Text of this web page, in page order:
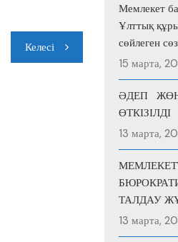
Келесі
Мемлекет
Ұлттық
сөйлеген
15 марта,
ӘДЕП
ӨТКІЗІЛДІ
13 марта,
ТАЛДАУ
13 марта,